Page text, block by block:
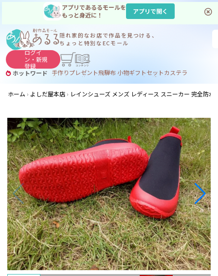
アプリであるるモールを
もっと身近に！
アプリで開く
隠れ家的なお店で作品を見つける、
ちょっと特別なECモール
ログイ
ン・新規
登録
ホットワード 手作りプレゼント飛騨布 小物ギフトセットカステラ
サヌカイト コーヒー
ジンギスカン
ホーム
よしだ屋本店 レインシューズ メンズ レディース スニーカー 完全防